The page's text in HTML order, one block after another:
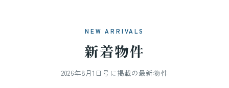
NEW ARRIVALS
新着物件
2026年8月1日号に掲載の最新物件